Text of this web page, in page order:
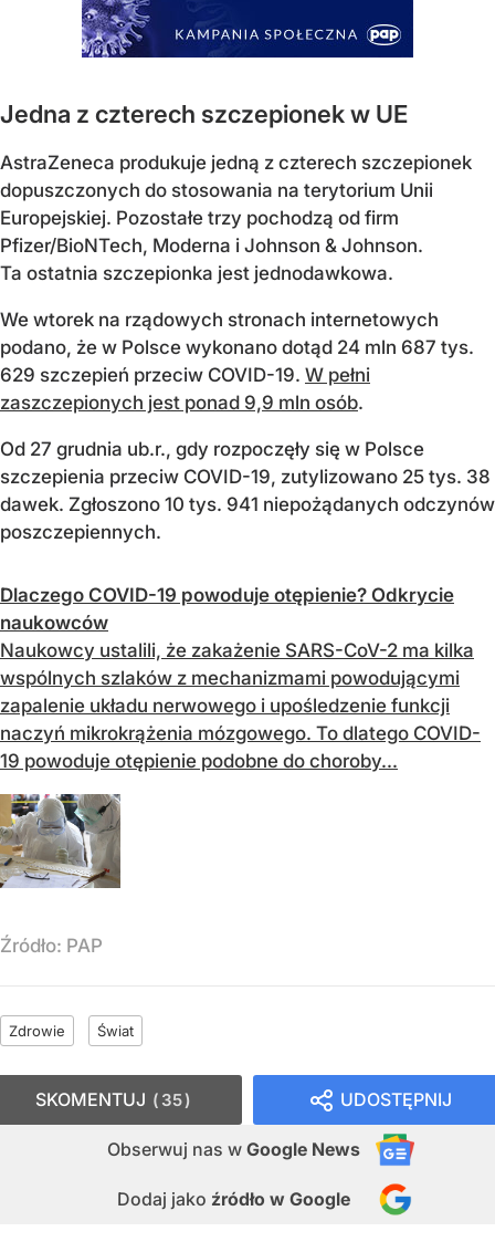
Jedna z czterech szczepionek w UE
AstraZeneca produkuje jedną z czterech szczepionek
dopuszczonych do stosowania na terytorium Unii
Europejskiej. Pozostałe trzy pochodzą od firm
Pfizer/BioNTech, Moderna i Johnson & Johnson.
Ta ostatnia szczepionka jest jednodawkowa.
We wtorek na rządowych stronach internetowych
podano, że w Polsce wykonano dotąd 24 mln 687 tys.
629 szczepień przeciw COVID-19. W pełni
zaszczepionych jest ponad 9,9 mln osób.
Od 27 grudnia ub.r., gdy rozpoczęły się w Polsce
szczepienia przeciw COVID-19, zutylizowano 25 tys. 38
dawek. Zgłoszono 10 tys. 941 niepożądanych odczynów
poszczepiennych.
Dlaczego COVID-19 powoduje otępienie? Odkrycie
naukowców
Naukowcy ustalili, że zakażenie SARS-CoV-2 ma kilka
wspólnych szlaków z mechanizmami powodującymi
zapalenie układu nerwowego i upośledzenie funkcji
naczyń mikrokrążenia mózgowego. To dlatego COVID-
19 powoduje otępienie podobne do choroby...
Źródło: PAP
Zdrowie Świat
UDOSTĘPNIJ
Obserwuj nas w Google News
Dodaj jako źródło w Google
SKOMENTUJ 35